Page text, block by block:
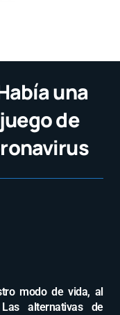
una
de
modo de vida, al
alternativas de